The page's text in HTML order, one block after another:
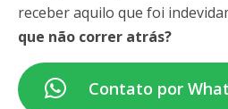
receber aquilo que foi
que não correr atrás?
Contato por